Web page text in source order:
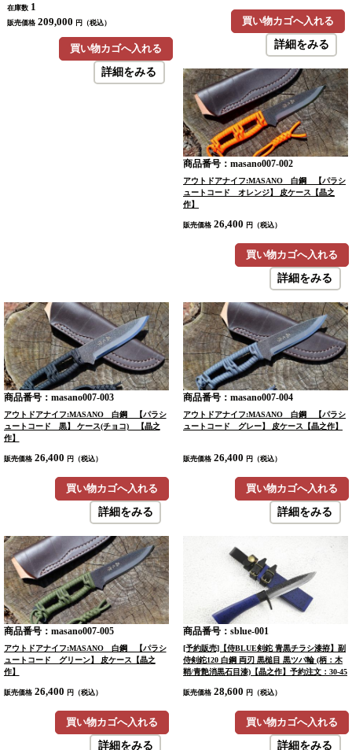
の上注文】
在庫数 1
販売価格 209,000 円（税込）
買い物カゴへ入れる
詳細をみる
買い物カゴへ入れる
詳細をみる
商品番号：masano007-002
アウトドアナイフ:MASANO 白鋼 【パラシ
ュートコード オレンジ】 皮ケース【晶之
作】
販売価格 26,400 円（税込）
買い物カゴへ入れる
詳細をみる
商品番号：masano007-003
アウトドアナイフ:MASANO 白鋼 【パラシ
ュートコード 黒】 ケース(チョコ) 【晶之
作】
販売価格 26,400 円（税込）
買い物カゴへ入れる
詳細をみる
商品番号：masano007-004
アウトドアナイフ:MASANO 白鋼 【パラシ
ュートコード グレー】 皮ケース【晶之作】
販売価格 26,400 円（税込）
買い物カゴへ入れる
詳細をみる
商品番号：masano007-005
アウトドアナイフ:MASANO 白鋼 【パラシ
ュートコード グリーン】 皮ケース【晶之
作】
販売価格 26,400 円（税込）
買い物カゴへ入れる
詳細をみる
商品番号：sblue-001
[予約販売]【侍BLUE剣鉈 青黒チラシ漆拵】副
侍剣鉈120 白鋼 両刃 黒槌目 黒ツバ輪 (柄：木
鞘/青艶消黒石目漆)【晶之作】予約注文：30-45
販売価格 28,600 円（税込）
買い物カゴへ入れる
詳細をみる